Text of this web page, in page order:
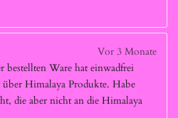
Vor 3 Monate
bestellten Ware hat einwadfrei
Himalaya Produkte. Habe
die aber nicht an die Himalaya